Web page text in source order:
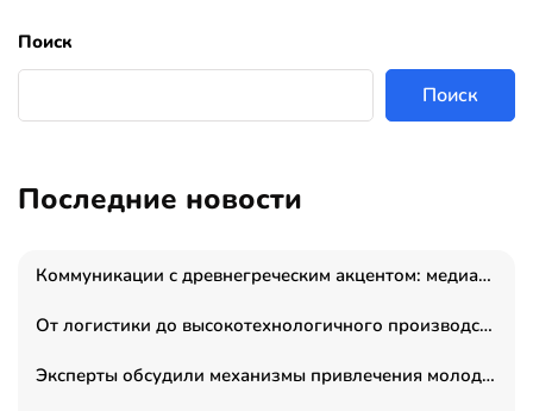
Поиск
Поиск
Последние новости
Коммуникации с древнегреческим акцентом: медиаменеджер и журналист Владимир Дергачев запустил коммуникационное агентство «Сократ 2.0»
От логистики до высокотехнологичного производства: как основатель “гагаринга” выстраивает экосистему безопасности и гражданских БПЛА
Эксперты обсудили механизмы привлечения молодых специалистов в промышленные города